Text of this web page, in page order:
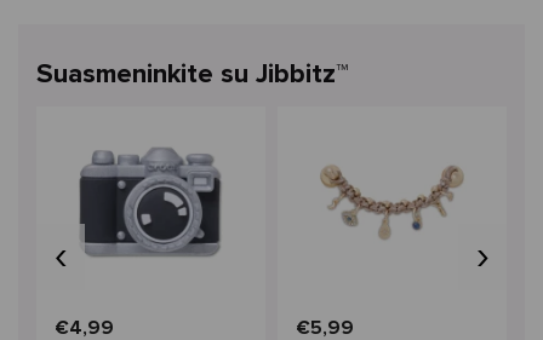
Suasmeninkite su Jibbitz™
€4,99 €5,99
‹ ›